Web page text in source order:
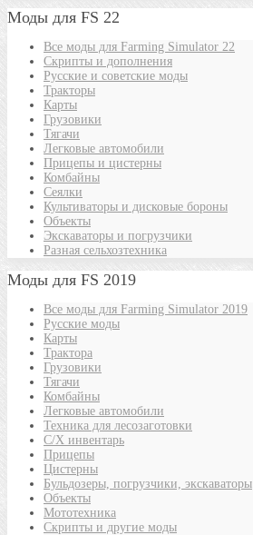
Моды для FS 22
Все моды для Farming Simulator 22
Скрипты и дополнения
Русские и советские моды
Тракторы
Карты
Грузовики
Тягачи
Легковые автомобили
Прицепы и цистерны
Комбайны
Сеялки
Культиваторы и дисковые бороны
Объекты
Экскаваторы и погрузчики
Разная сельхозтехника
Моды для FS 2019
Все моды для Farming Simulator 2019
Русские моды
Карты
Трактора
Грузовики
Тягачи
Комбайны
Легковые автомобили
Техника для лесозаготовки
С/Х инвентарь
Прицепы
Цистерны
Бульдозеры, погрузчики, экскаваторы
Объекты
Мототехника
Скрипты и другие моды